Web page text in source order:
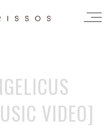
VIDEO]